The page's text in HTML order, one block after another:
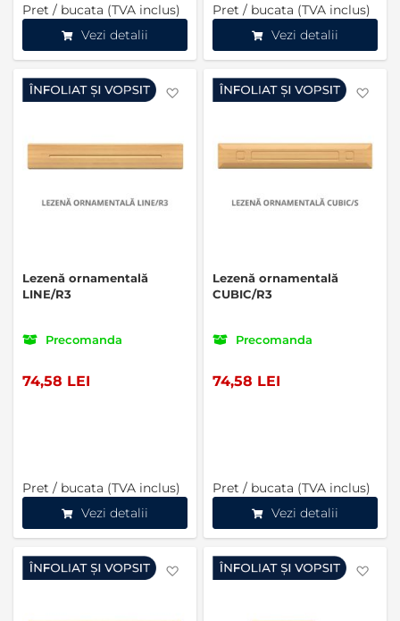
Pret / bucata (TVA inclus)
Vezi detalii
Pret / bucata (TVA inclus)
Vezi detalii
Lezenă ornamentală
LINE/R3
Precomanda
74,58 LEI
Pret / bucata (TVA inclus)
Vezi detalii
Favorite
Lezenă ornamentală
CUBIC/R3
Precomanda
74,58 LEI
Pret / bucata (TVA inclus)
Vezi detalii
Favorite